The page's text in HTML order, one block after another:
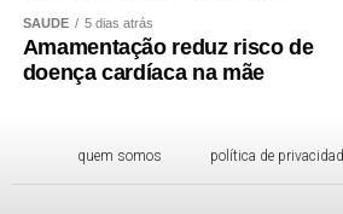
SAÚDE 5 dias atrás
Amamentação reduz risco de
doença cardíaca na mãe
quem somos política de